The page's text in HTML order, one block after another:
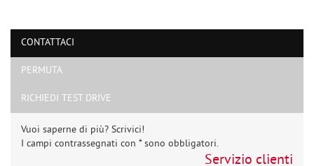
Invia la tua richiesta
CONTATTACI
PERMUTA
RICHIEDI TEST DRIVE
Vuoi saperne di più? Scrivici!
I campi contrassegnati con * sono obbligatori.
Servizio clienti